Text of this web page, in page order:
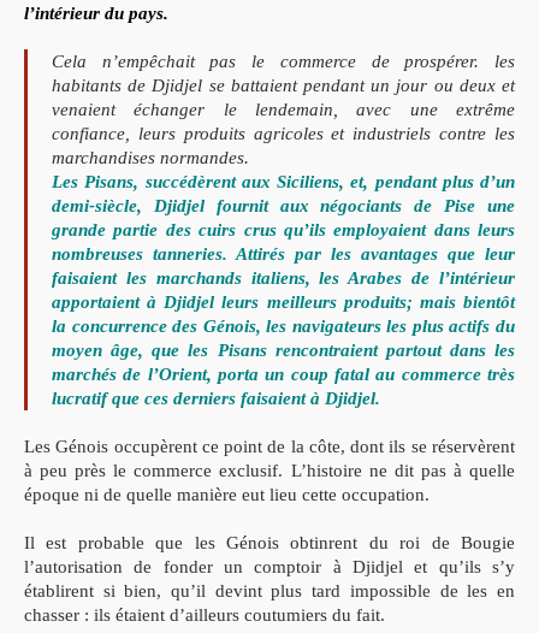
l’intérieur du pays.
Cela n’empêchait pas le commerce de prospérer. les
habitants de Djidjel se battaient pendant un jour ou deux et
venaient échanger le lendemain, avec une extrême
confiance, leurs produits agricoles et industriels contre les
marchandises normandes.
Les Pisans, succédèrent aux Siciliens, et, pendant plus d’un
demi-siècle, Djidjel fournit aux négociants de Pise une
grande partie des cuirs crus qu’ils employaient dans leurs
nombreuses tanneries. Attirés par les avantages que leur
faisaient les marchands italiens, les Arabes de l’intérieur
apportaient à Djidjel leurs meilleurs produits; mais bientôt
la concurrence des Génois, les navigateurs les plusactifs du
moyen âge, que les Pisans rencontraient partout dans les
marchés de l’Orient, porta un coup fatal au commerce très
lucratif que ces derniers faisaient à Djidjel.
Les Génois occupèrent ce point de la côte,dont ils se réservèrent
à peu près le commerce exclusif. L’histoire ne dit pas à quelle
époque ni de quelle manière eut lieu cette occupation.
Il est probable que les Génois obtinrent du roi de Bougie
l’autorisation de fonder un comptoir à Djidjel et qu’ils s’y
établirent si bien, qu’il devint plus tard impossible de les en
chasser : ils étaient d’ailleurs coutumiers du fait.